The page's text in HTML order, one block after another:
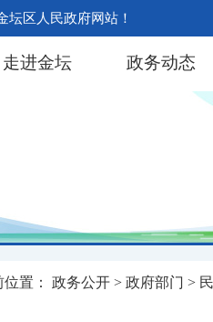
坛区人民政府网站！
走进金坛 政务动态
位置： 政务公开 > 政府部门 >